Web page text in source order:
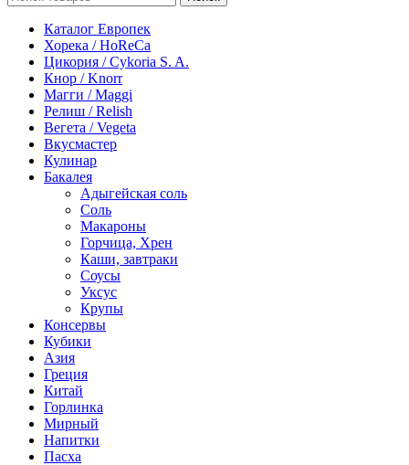
Каталог Европек
Хорека / HoReCa
Цикория / Cykoria S. A.
Кнор / Knorr
Магги / Maggi
Релиш / Relish
Вегета / Vegeta
Вкусмастер
Кулинар
Бакалея
Адыгейская соль
Соль
Макароны
Горчица, Хрен
Каши, завтраки
Соусы
Уксус
Крупы
Консервы
Кубики
Азия
Греция
Китай
Горлинка
Мирный
Напитки
Пасха